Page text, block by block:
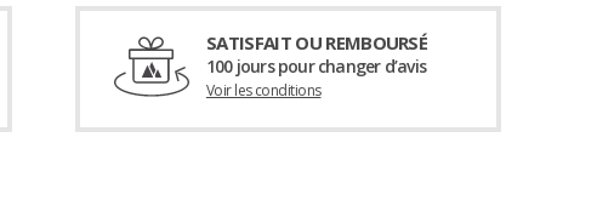
SATISFAIT OU REMBOURSÉ
100 jours pour changer d’avis
Voir les conditions